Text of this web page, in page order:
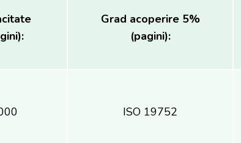
Grad acoperire 5%
(pagini):
ISO 19752